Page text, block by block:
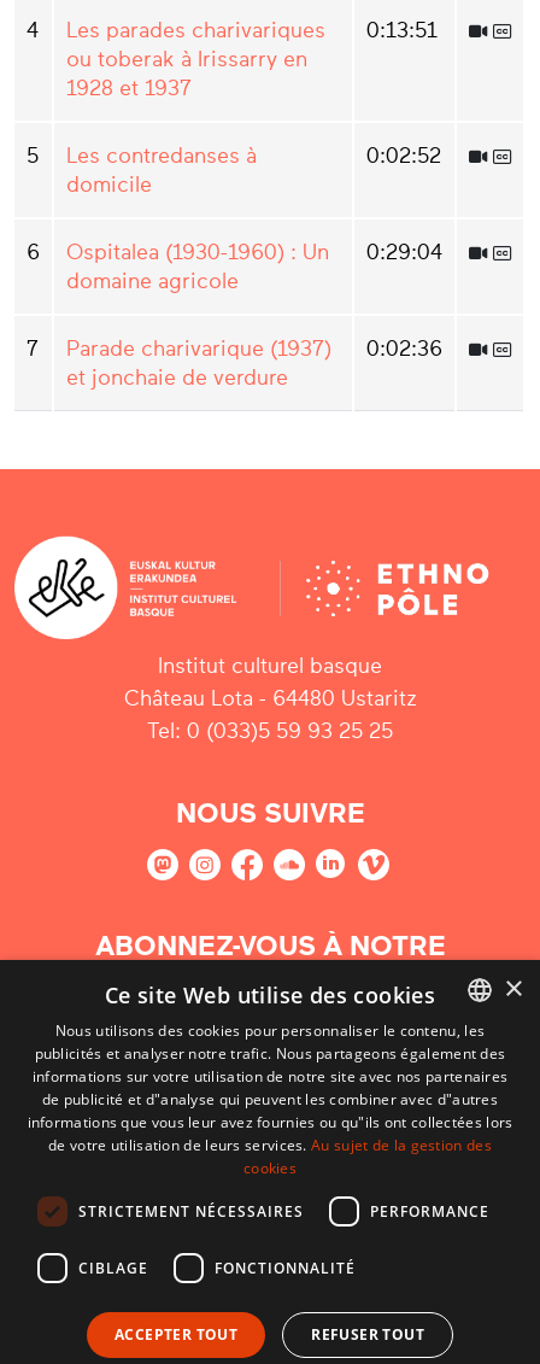
4
Les parades charivariques
ou toberak à Irissarry en
1928 et 1937
0:13:51
5
Les contredanses à
domicile
0:02:52
6
Ospitalea (1930-1960) : Un
domaine agricole
0:29:04
7
Parade charivarique (1937)
et jonchaie de verdure
0:02:36
Institut culturel basque
Château Lota - 64480 Ustaritz
Tel: 0 (033)5 59 93 25 25
NOUS SUIVRE
ABONNEZ-VOUS À NOTRE
NEWSLETTER
S'abonner
BASQUE
FRENCH
×
Ce site Web utilise des cookies
Nous utilisons des cookies pour personnaliser le contenu, les
publicités et analyser notre trafic. Nous partageons également des
informations sur votre utilisation de notre site avec nos partenaires
de publicité et d"analyse qui peuvent les combiner avec d"autres
informations que vous leur avez fournies ou qu"ils ont collectées lors
de votre utilisation de leurs services.Au sujet de la gestion des
cookies
STRICTEMENT NÉCESSAIRES PERFORMANCE
CIBLAGE FONCTIONNALITÉ
ACCEPTER TOUT REFUSER TOUT